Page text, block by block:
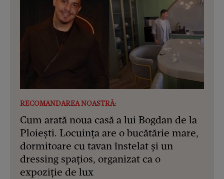
RECOMANDAREA NOASTRĂ:
Cum arată noua casă a lui Bogdan de la
Ploiești. Locuința are o bucătărie mare,
dormitoare cu tavan înstelat și un
dressing spațios, organizat ca o
expoziție de lux